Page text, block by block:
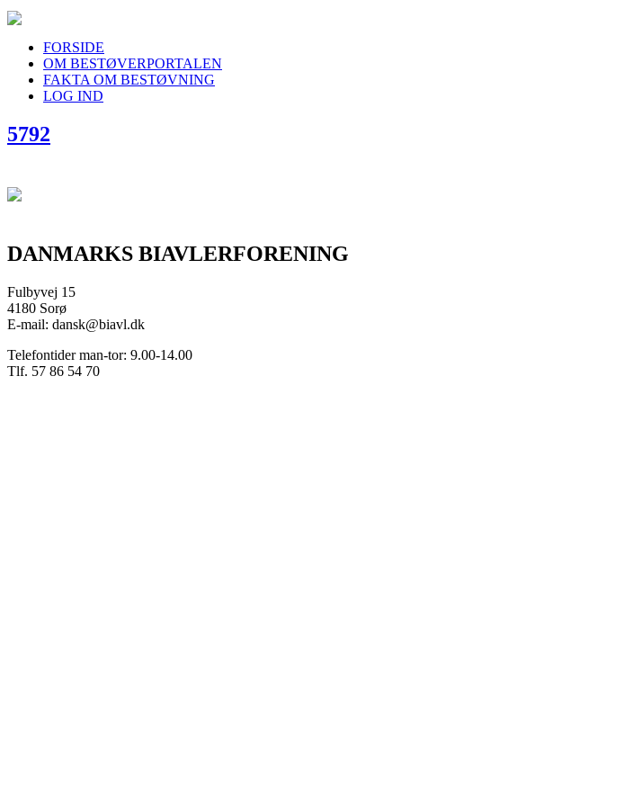
FORSIDE
OM BESTØVERPORTALEN
FAKTA OM BESTØVNING
LOG IND
5792
DANMARKS BIAVLERFORENING
Fulbyvej 15
4180 Sorø
E-mail: dansk@biavl.dk
Telefontider man-tor: 9.00-14.00
Tlf. 57 86 54 70